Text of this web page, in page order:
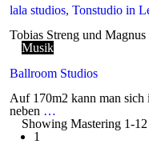
lala studios, Tonstudio in
Tobias Streng und
Musik
Ballroom Studios
Auf 170m2 kann man sich
neben …
Showing Mastering 1-
Posts1